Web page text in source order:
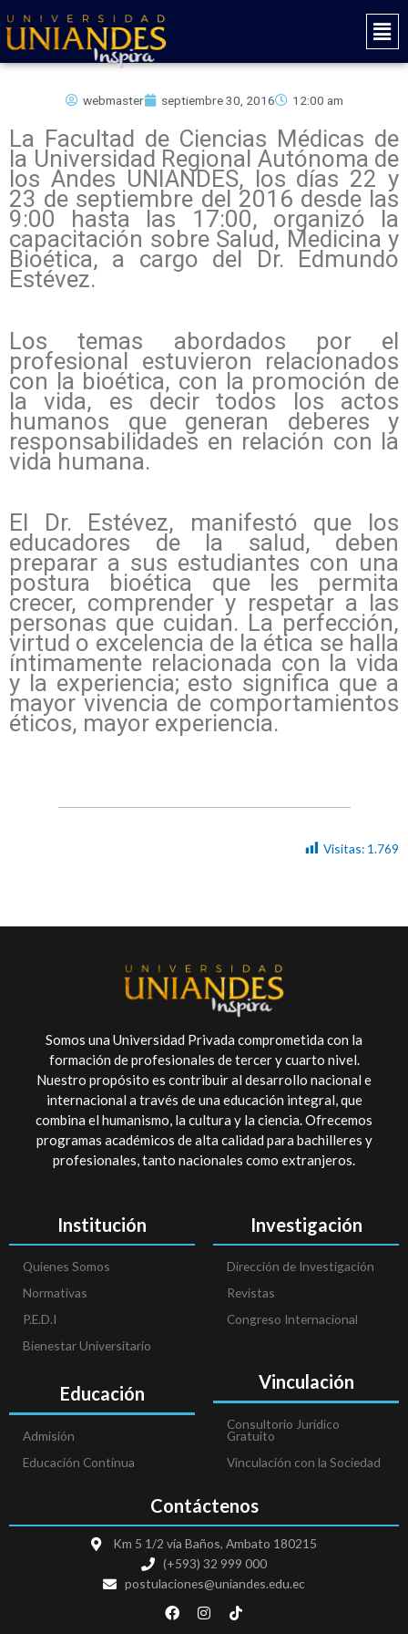
al
contenido
Main
webmaster septiembre 30, 2016 12:00 am
La Facultad de Ciencias Médicas de
la Universidad Regional Autónoma de
los Andes UNIANDES, los días 22 y
23 de septiembre del 2016 desde las
9:00 hasta las 17:00, organizó la
capacitación sobre Salud, Medicina y
Bioética, a cargo del Dr. Edmundo
Estévez.
Los temas abordados por el
profesional estuvieron relacionados
con la bioética, con la promoción de
la vida, es decir todos los actos
humanos que generan deberes y
responsabilidades en relación con la
vida humana.
El Dr. Estévez, manifestó que los
educadores de la salud, deben
preparar a sus estudiantes con una
postura bioética que les permita
crecer, comprender y respetar a las
personas que cuidan. La perfección,
virtud o excelencia de la ética se halla
íntimamente relacionada con la vida
y la experiencia; esto significa que a
mayor vivencia de comportamientos
éticos, mayor experiencia.
Visitas: 1.769
Somos una Universidad Privada comprometida con la
formación de profesionales de tercer y cuarto nivel.
Nuestro propósito es contribuir al desarrollo nacional e
internacional a través de una educación integral, que
combina el humanismo, la cultura y la ciencia. Ofrecemos
programas académicos de alta calidad para bachilleres y
profesionales, tanto nacionales como extranjeros.
Institución
Quienes Somos
Normativas
P.E.D.I
Bienestar Universitario
Educación
Admisión
Educación Continua
Investigación
Dirección de Investigación
Revistas
Congreso Internacional
Vinculación
Consultorio Jurídico
Gratuito
Vinculación con la Sociedad
Contáctenos
Km 5 1/2 vía Baños, Ambato 180215
(+593) 32 999 000
postulaciones@uniandes.edu.ec
F
a
I
n
T
i